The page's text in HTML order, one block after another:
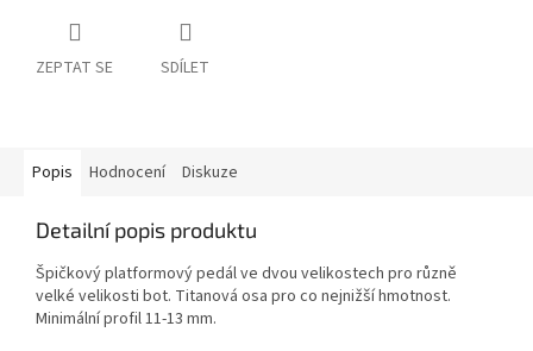
ZEPTAT SE SDÍLET
Popis Hodnocení Diskuze
Detailní popis produktu
Špičkový platformový pedál ve dvou velikostech pro různě
velké velikosti bot. Titanová osa pro co nejnižší hmotnost.
Minimální profil 11-13 mm.